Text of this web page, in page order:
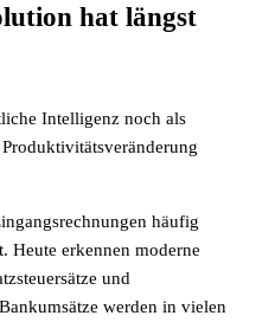
hat längst
Intelligenz noch als
häufig
Heute erkennen moderne
und
werden in vielen